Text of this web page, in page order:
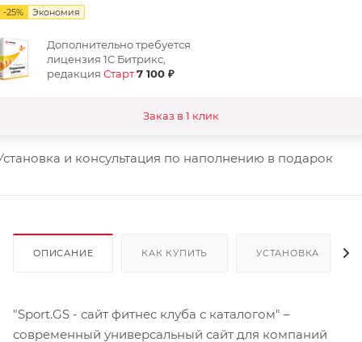
-25% Экономия
Дополнительно требуется
лицензия 1С Битрикс,
редакция Старт7 100 ₽
Заказ в 1 клик
и консультация по наполнению в подарок
ОПИСАНИЕ КАК КУПИТЬ УСТАНОВКА
"Sport.GS - сайт фитнес клуба с каталогом" –
современный универсальный сайт для компаний